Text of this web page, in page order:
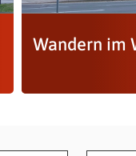
Wandern im